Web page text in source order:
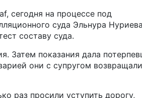
сегодня на процессе под
суда Эльнура Нуриева
составу суда.
Затем показания дала
они с супругом
раз просили уступить дорогу,